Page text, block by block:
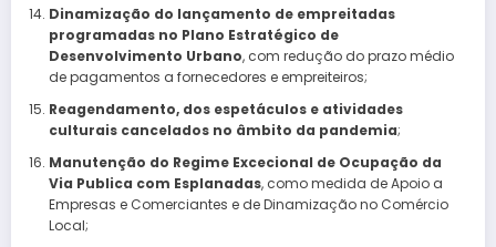
Dinamização do lançamento de empreitadas
programadas no Plano Estratégico de
Desenvolvimento Urbano, com redução do prazo médio
de pagamentos a fornecedores e empreiteiros;
Reagendamento, dos espetáculos e atividades
culturais cancelados no âmbito da pandemia;
Manutenção do Regime Excecional de Ocupação da
Via Publica com Esplanadas, como medida de Apoio a
Empresas e Comerciantes e de Dinamização no Comércio
Local;